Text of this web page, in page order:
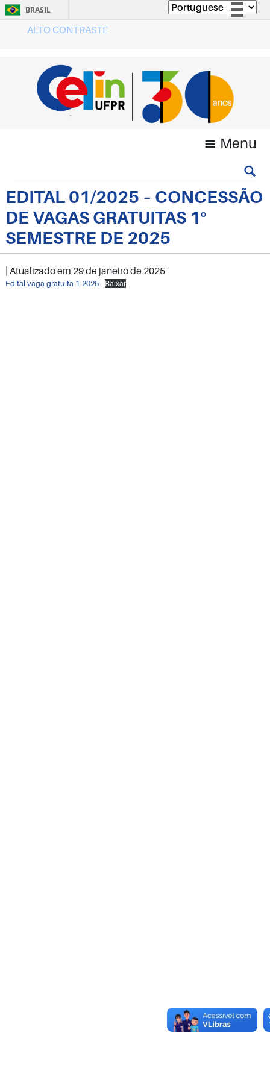
BRASIL
Acesso à informação
Legislação
Canais
ALTO CONTRASTE
Menu
EDITAL 01/2025 – CONCESSÃO
DE VAGAS GRATUITAS 1º
SEMESTRE DE 2025
| Atualizado em 29 de janeiro de 2025
Edital vaga gratuita 1-2025 Baixar